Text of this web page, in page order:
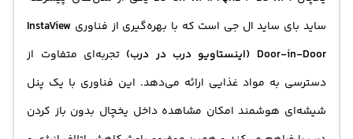
دسترسی داشته باشید. این یخچال دارای کمپرسور اینورتر
بوده لذا در مصرف برق و انرژی بسیار بهینه و کم مصرف عمل
می کند.
ساید بای ساید ال جی است که با بهره‌گیری از فناوری InstaView
Door-in-Door (اینستاویو درب در درب)
تجربه‌ای متفاوت از
دسترسی به مواد غذایی ارائه می‌دهد. این فناوری با یک پنل
شیشه‌ای هوشمند امکان مشاهده داخل یخچال بدون باز کردن